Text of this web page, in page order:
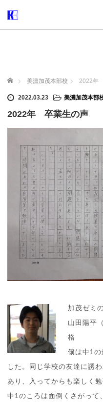
ホーム 美濃加茂本部校 2022年
2022.03.23 美濃加茂本部
2022年 卒業生の声
加茂ゼミ
山田陽平
格
僕は中1の
した。同じ学校の友達に誘
あり、入ってからも楽しく
中1のころは面倒くさがって